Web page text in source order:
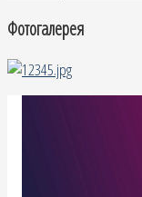
Фотогалерея